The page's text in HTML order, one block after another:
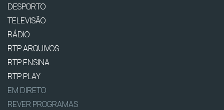
DESPORTO
TELEVISÃO
RÁDIO
RTP ARQUIVOS
RTP ENSINA
RTP PLAY
EM DIRETO
REVER PROGRAMAS